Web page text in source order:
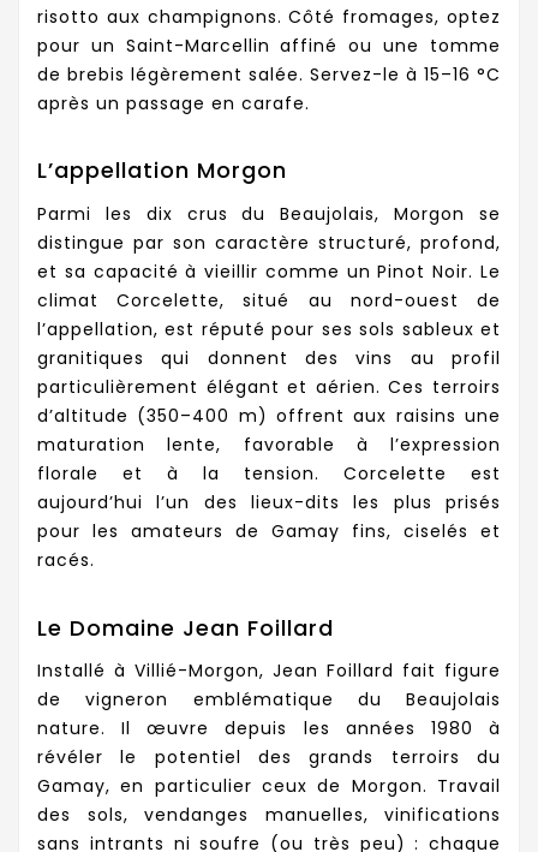
risotto aux champignons. Côté fromages, optez
pour un Saint-Marcellin affiné ou une tomme
de brebis légèrement salée. Servez-le à 15–16 °C
après un passage en carafe.
L’appellation Morgon
Parmi les dix crus du Beaujolais, Morgon se
distingue par son caractère structuré, profond,
et sa capacité à vieillir comme un Pinot Noir. Le
climat Corcelette, situé au nord-ouest de
l’appellation, est réputé pour ses sols sableux et
granitiques qui donnent des vins au profil
particulièrement élégant et aérien. Ces terroirs
d’altitude (350–400 m) offrent aux raisins une
maturation lente, favorable à l’expression
florale et à la tension. Corcelette est
aujourd’hui l’un des lieux-dits les plus prisés
pour les amateurs de Gamay fins, ciselés et
racés.
Le Domaine Jean Foillard
Installé à Villié-Morgon, Jean Foillard fait figure
de vigneron emblématique du Beaujolais
nature. Il œuvre depuis les années 1980 à
révéler le potentiel des grands terroirs du
Gamay, en particulier ceux de Morgon. Travail
des sols, vendanges manuelles, vinifications
sans intrants ni soufre (ou très peu) : chaque